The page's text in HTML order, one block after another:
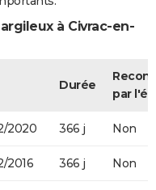
à Civrac-en-
Durée
par
2020 366 j Non
2016 366 j Non